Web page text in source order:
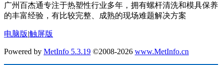
广州百杰通专注于热塑性行业多年，拥有螺杆清洗和模具保养
的丰富经验，有比较完整、成熟的现场难题解决方案
电脑版|触屏版
Powered by MetInfo 5.3.19 ©2008-2026 www.MetInfo.cn